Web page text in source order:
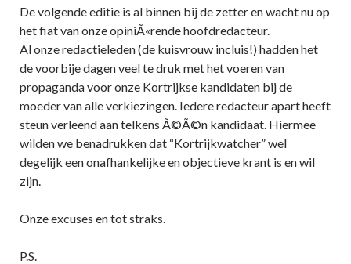
De volgende editie is al binnen bij de zetter en wacht nu op
het fiat van onze opiniÃ«rende hoofdredacteur.
Al onze redactieleden (de kuisvrouw incluis!) hadden het
de voorbije dagen veel te druk met het voeren van
propaganda voor onze Kortrijkse kandidaten bij de
moeder van alle verkiezingen. Iedere redacteur apart heeft
steun verleend aan telkens Ã©Ã©n kandidaat. Hiermee
wilden we benadrukken dat “Kortrijkwatcher” wel
degelijk een onafhankelijke en objectieve krant is en wil
zijn.
Onze excuses en tot straks.
P.S.